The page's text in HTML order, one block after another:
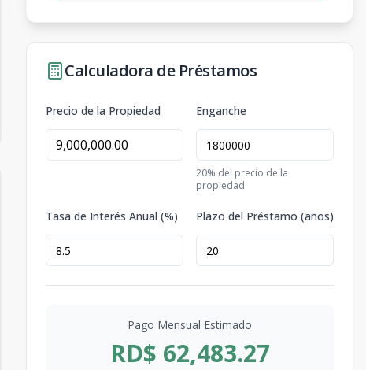
Calculadora de Préstamos
Precio de la Propiedad Enganche
20% del precio de la
propiedad
Tasa de Interés Anual (%) Plazo del Préstamo (años)
Pago Mensual Estimado
RD$ 62,483.27